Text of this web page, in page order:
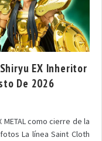
EX Inheritor
De 2026
METAL como cierre de la
La línea Saint Cloth